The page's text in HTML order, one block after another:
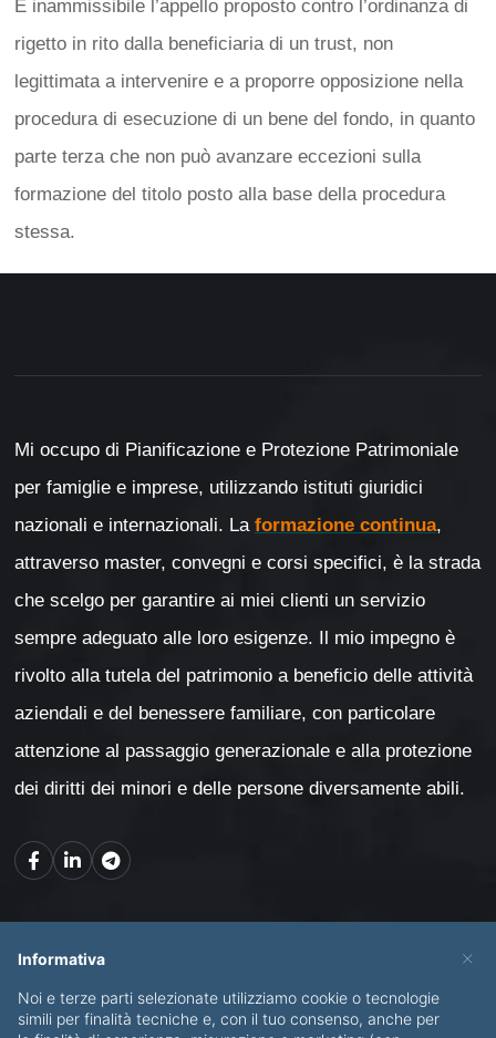
È inammissibile l’appello proposto contro l’ordinanza di
rigetto in rito dalla beneficiaria di un trust, non
legittimata a intervenire e a proporre opposizione nella
procedura di esecuzione di un bene del fondo, in quanto
parte terza che non può avanzare eccezioni sulla
formazione del titolo posto alla base della procedura
stessa.
Mi occupo di Pianificazione e Protezione Patrimoniale
per famiglie e imprese, utilizzando istituti giuridici
nazionali e internazionali. La formazione continua,
attraverso master, convegni e corsi specifici, è la strada
che scelgo per garantire ai miei clienti un servizio
sempre adeguato alle loro esigenze. Il mio impegno è
rivolto alla tutela del patrimonio a beneficio delle attività
aziendali e del benessere familiare, con particolare
attenzione al passaggio generazionale e alla protezione
dei diritti dei minori e delle persone diversamente abili.
CHI SONO SERVIZI
×
Informativa
Noi e terze parti selezionate utilizziamo cookie o tecnologie
simili per finalità tecniche e, con il tuo consenso, anche per